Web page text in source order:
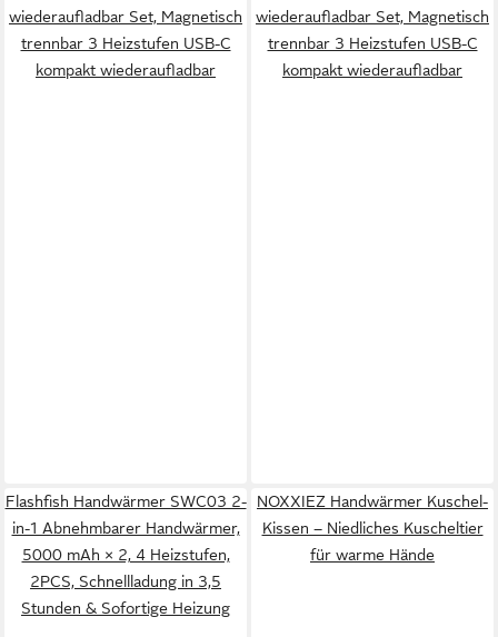
wiederaufladbar Set, Magnetisch
trennbar 3 Heizstufen USB-C
kompakt wiederaufladbar
wiederaufladbar Set, Magnetisch
trennbar 3 Heizstufen USB-C
kompakt wiederaufladbar
Flashfish Handwärmer SWC03 2-
in-1 Abnehmbarer Handwärmer,
5000 mAh × 2, 4 Heizstufen,
2PCS, Schnellladung in 3,5
Stunden & Sofortige Heizung
NOXXIEZ Handwärmer Kuschel-
Kissen – Niedliches Kuscheltier
für warme Hände